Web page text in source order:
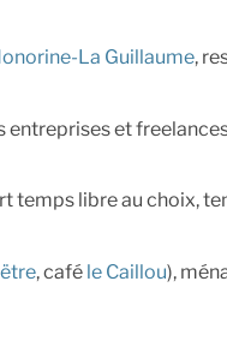
La Guillaume,
entreprises et
libre au choix,
, café le Caillou),